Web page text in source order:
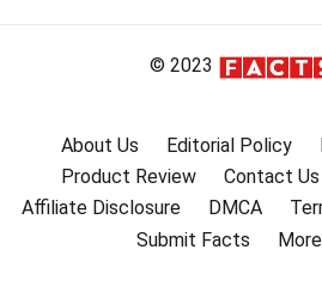
© 2023
About Us Editorial Policy
Product Review
Contact Us
Affiliate Disclosure
DMCA
Submit Facts